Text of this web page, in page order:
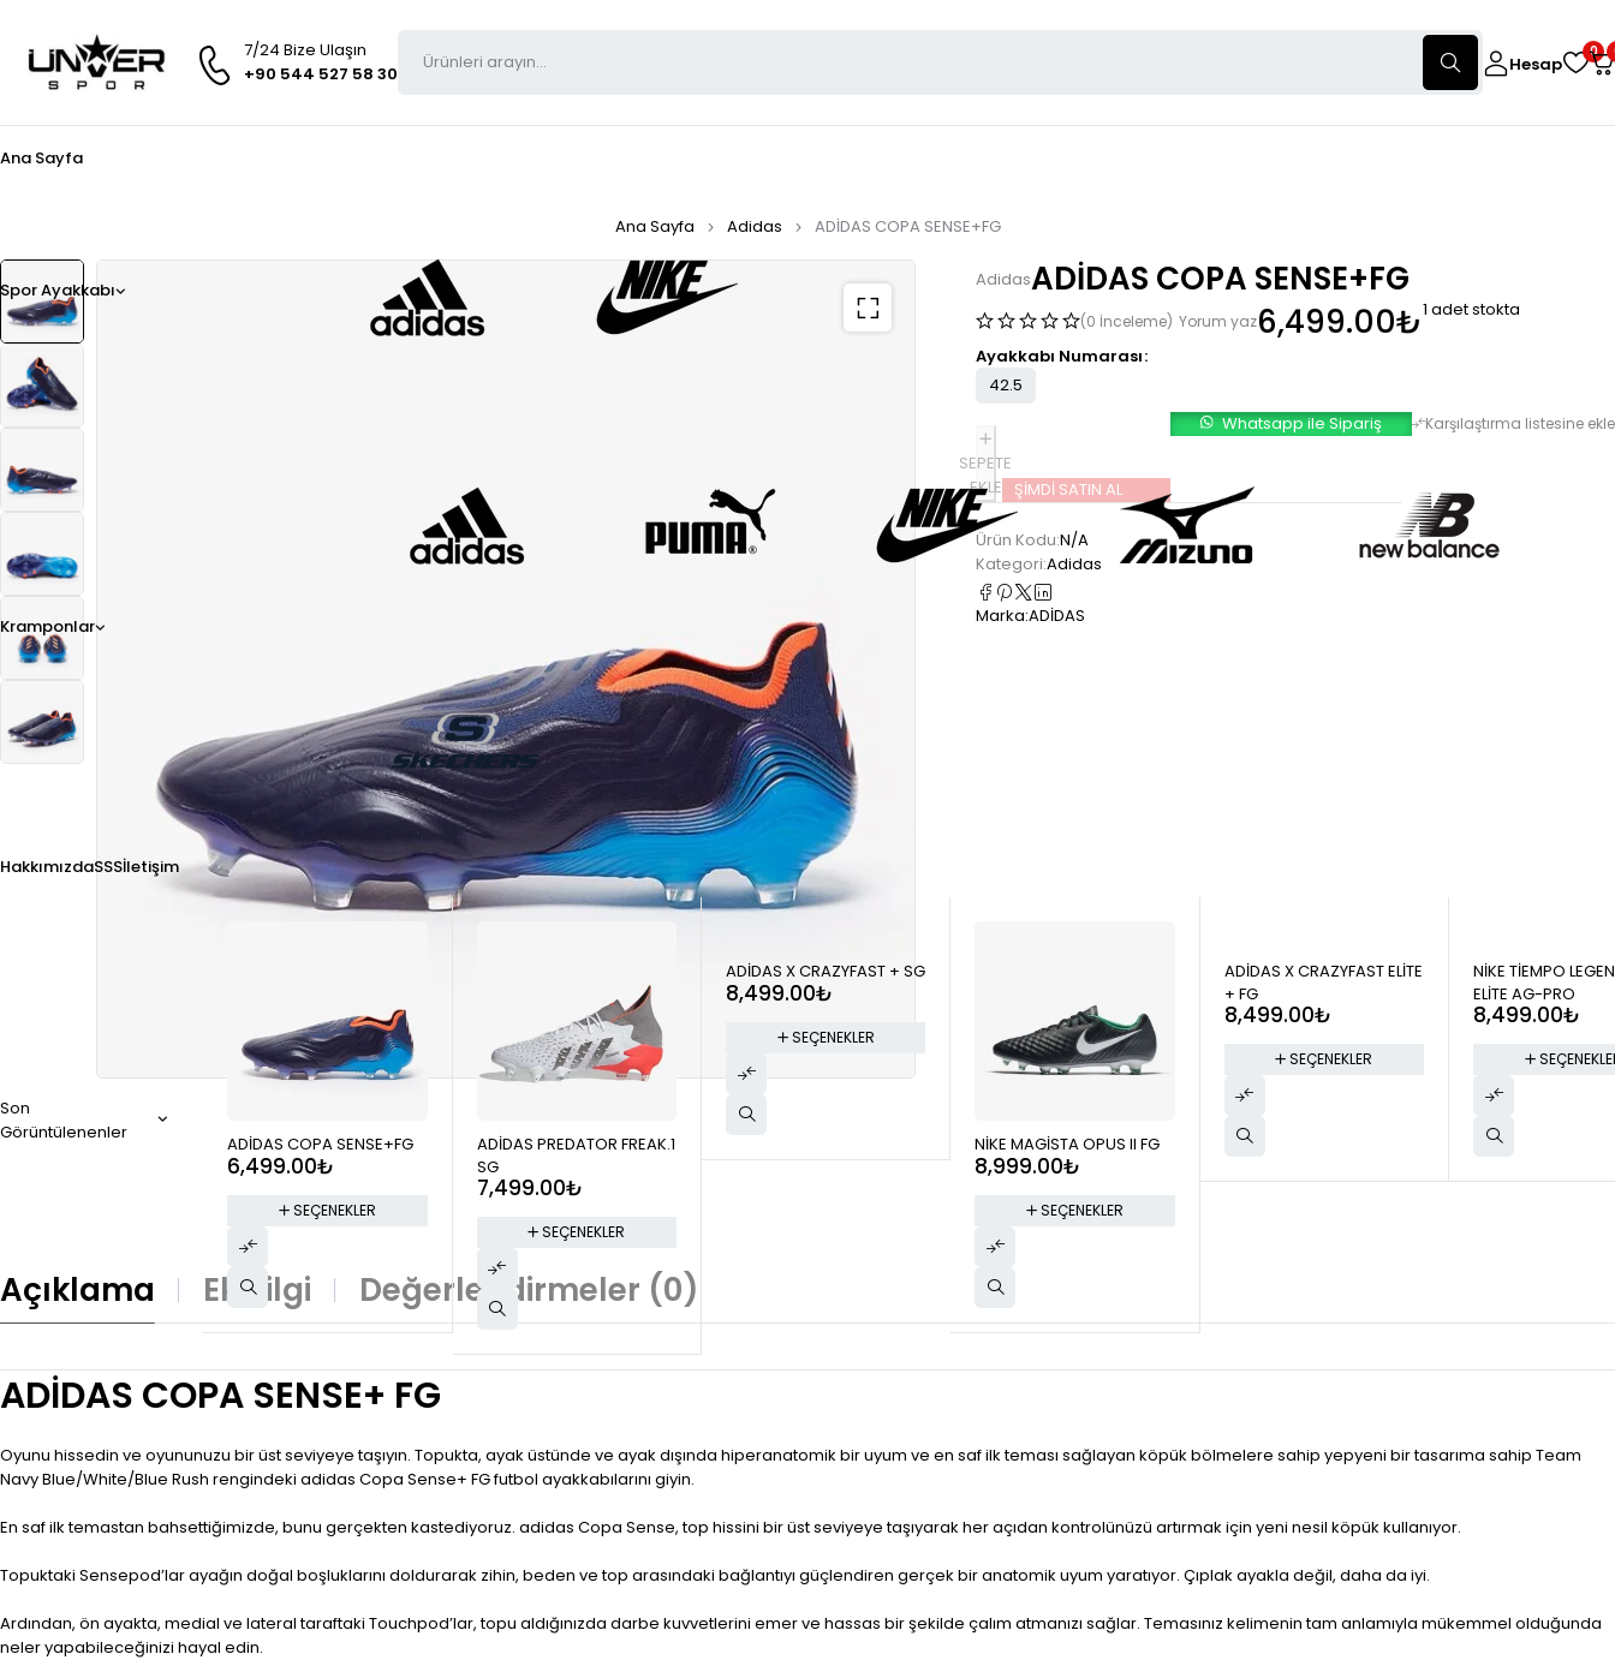
7/24 Bize Ulaşın
+90 544 527 58 30
Hesap
0
Ana Sayfa
Spor Ayakkabı
Kramponlar
HakkımızdaSSSİletişim
Son
Görüntülenenler
ADİDAS COPA SENSE+FG
6,499.00₺
SEÇENEKLER
ADİDAS PREDATOR FREAK.1
SG
7,499.00₺
SEÇENEKLER
ADİDAS X CRAZYFAST + SG
8,499.00₺
SEÇENEKLER
NİKE MAGİSTA OPUS II FG
8,999.00₺
SEÇENEKLER
ADİDAS X CRAZYFAST ELİTE
+ FG
8,499.00₺
SEÇENEKLER
NİKE TİEMPO
ELİTE AG-PRO
8,499.00₺
Ana Sayfa Adidas ADİDAS COPA SENSE+FG
AdidasADİDAS COPA SENSE+FG
(0 İnceleme) Yorum yaz6,499.00₺1 adet stokta
Ayakkabı Numarası
42.5
SEPETE
EKLE
ŞIMDI SATIN AL
Whatsapp ile Sipariş
Ürün Kodu:N/A
Kategori:Adidas
Marka:ADİDAS
Açıklama Ek Bilgi Değerlendirmeler (0)
ADİDAS COPA SENSE+ FG
Oyunu hissedin ve oyununuzu bir üst seviyeye taşıyın. Topukta, ayak üstünde ve ayak dışında hiperanatomik bir uyum ve en saf ilk teması sağlayan köpük bölmelere sahip yepyeni bir tasarıma sahip Team
Navy Blue/White/Blue Rush rengindeki adidas Copa Sense+ FG futbol ayakkabılarını giyin.
En saf ilk temastan bahsettiğimizde, bunu gerçekten kastediyoruz. adidas Copa Sense, top hissini bir üst seviyeye taşıyarak her açıdan kontrolünüzü artırmak için yeni nesil köpük kullanıyor.
Topuktaki Sensepod’lar ayağın doğal boşluklarını doldurarak zihin, beden ve top arasındaki bağlantıyı güçlendiren gerçek bir anatomik uyum yaratıyor. Çıplak ayakla değil, daha da iyi.
Ardından, ön ayakta, medial ve lateral taraftaki Touchpod’lar, topu aldığınızda darbe kuvvetlerini emer ve hassas bir şekilde çalım atmanızı sağlar. Temasınız kelimenin tam anlamıyla mükemmel olduğunda
neler yapabileceğinizi hayal edin.